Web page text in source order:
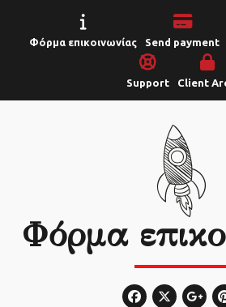
Φόρμα επικοινωνίας Send payment
Support Client
Φόρμα